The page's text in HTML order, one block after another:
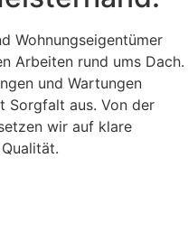
Wohnungseigentümer
Arbeiten rund ums Dach.
und Wartungen
Sorgfalt aus. Von der
wir auf klare